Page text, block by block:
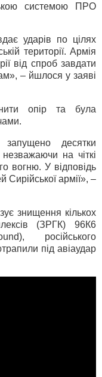
системою ПРО
ударів по цілях
території. Армія
від спроб завдати
– йшлося у заяві
опір та була
десятки
на чіткі
вогню. У відповідь
Сирійської армії», –
знищення кількох
(ЗРГК) 96К6
російського
під авіаудар